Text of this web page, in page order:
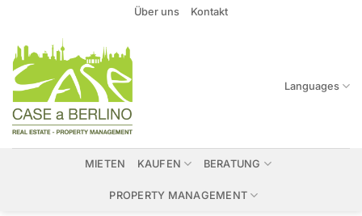
springen
Über uns Kontakt
Languages
MIETEN KAUFEN BERATUNG
PROPERTY MANAGEMENT